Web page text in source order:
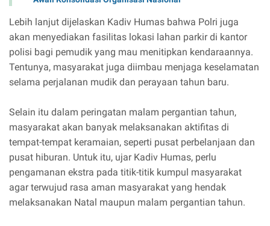
Lebih lanjut dijelaskan Kadiv Humas bahwa Polri juga
akan menyediakan fasilitas lokasi lahan parkir di kantor
polisi bagi pemudik yang mau menitipkan kendaraannya.
Tentunya, masyarakat juga diimbau menjaga keselamatan
selama perjalanan mudik dan perayaan tahun baru.
Selain itu dalam peringatan malam pergantian tahun,
masyarakat akan banyak melaksanakan aktifitas di
tempat-tempat keramaian, seperti pusat perbelanjaan dan
pusat hiburan. Untuk itu, ujar Kadiv Humas, perlu
pengamanan ekstra pada titik-titik kumpul masyarakat
agar terwujud rasa aman masyarakat yang hendak
melaksanakan Natal maupun malam pergantian tahun.